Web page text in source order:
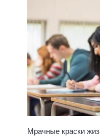
Мрачные краски